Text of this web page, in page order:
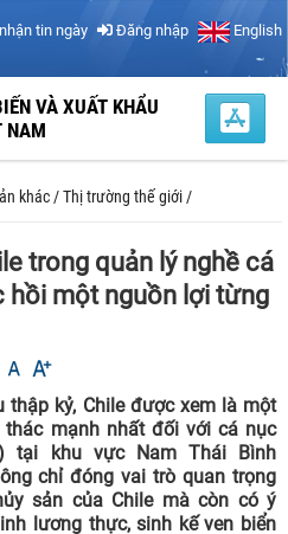
tin ngày Đăng nhập English
VÀ XUẤT KHẨU
NAM
khác /Thị trường thế giới /
trong quản lý nghề cá
hồi một nguồn lợi từng
thập kỷ, Chile được xem là một
mạnh nhất đối với cá nục
tại khu vực Nam Thái Bình
chỉ đóng vai trò quan trọng
sản của Chile mà còn có ý
lương thực, sinh kế ven biển